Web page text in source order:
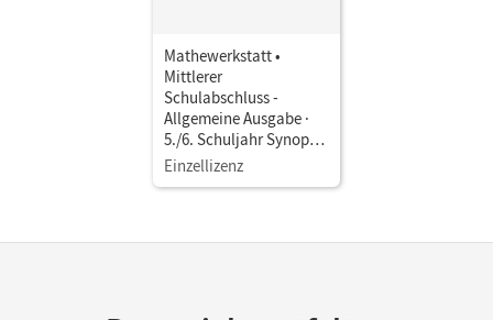
Mathewerkstatt •
Mittlerer
Schulabschluss -
Allgemeine Ausgabe ·
5./6. Schuljahr Synopse
Mathewerkstatt 5/6
Einzellizenz